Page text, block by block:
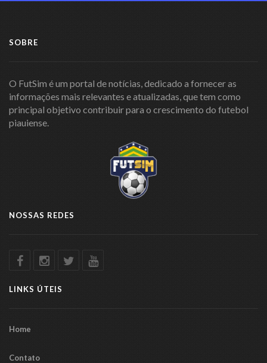
SOBRE
O FutSim é um portal de notícias, dedicado a fornecer as
informações mais relevantes e atualizadas, que tem como
principal objetivo contribuir para o crescimento do futebol
piauiense.
NOSSAS REDES
LINKS ÚTEIS
Home
Contato